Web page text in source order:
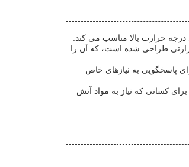
طراحی شده است، که آن را
پاسخگویی به نیازهای خاص
کسانی که نیاز به مواد آتش